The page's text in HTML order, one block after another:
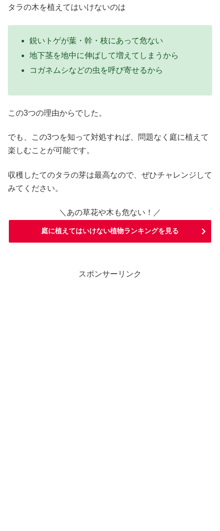
タラの木を植えてはいけないのは
鋭いトゲが葉・幹・枝にあって危ない
地下茎を地中に伸ばして増えてしまうから
コガネムシなどの虫を呼び寄せるから
この3つの理由からでした。
でも、この3つを知って対処すれば、問題なく庭に植えて
楽しむことが可能です。
収穫したてのタラの芽は最高なので、ぜひチャレンジして
みてください。
＼あの草花や木も危ない！／
庭に植えてはいけない植物ランキングを見る
スポンサーリンク